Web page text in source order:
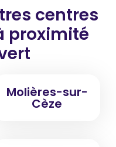
centres
proximité
Molières-sur-
Cèze